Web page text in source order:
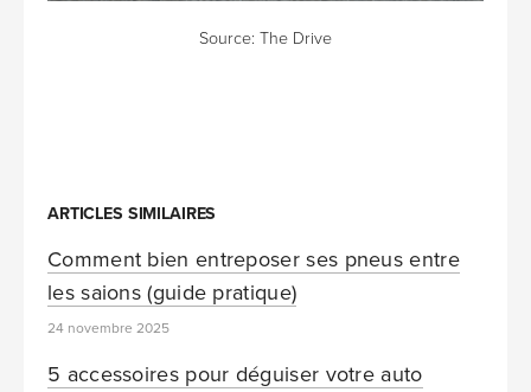
Source: The Drive
ARTICLES SIMILAIRES
Comment bien entreposer ses pneus entre
les saions (guide pratique)
24 novembre 2025
5 accessoires pour déguiser votre auto